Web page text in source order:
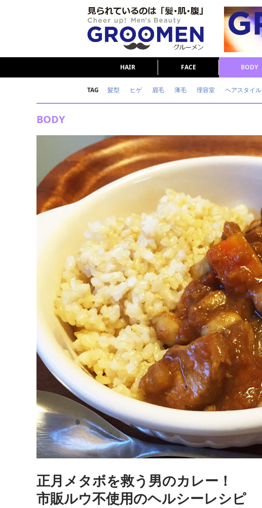
HAIR FACE BODY
TAG 髪型 ヒゲ 眉毛 薄毛 理容室 ヘアスタイル
ダイエット 理容室
BODY
正月メタボを救う男のカレー！
市販ルウ不使用のヘルシーレシピ